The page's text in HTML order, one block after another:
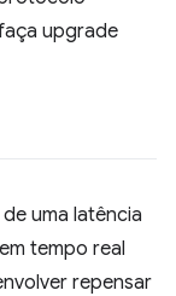
upgrade
uma latência
tempo real
repensar